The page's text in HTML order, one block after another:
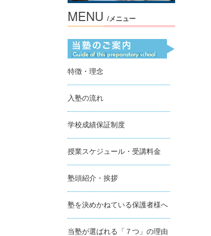
MENU /メニュー
特徴・理念
入塾の流れ
学校成績保証制度
授業スケジュール・受講料金
塾頭紹介・挨拶
塾を決めかねている保護者様へ
当塾が選ばれる「７つ」の理由